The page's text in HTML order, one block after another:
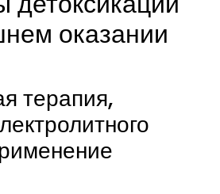
оказании
терапия,